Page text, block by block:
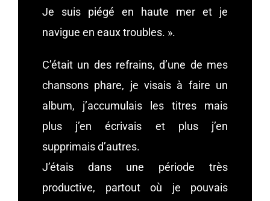
Je suis piégé en haute mer et je
navigue en eaux troubles. ».
C’était un des refrains, d’une de mes
chansons phare, je visais à faire un
album, j’accumulais les titres mais
plus j’en écrivais et plus j’en
supprimais d’autres.
J’étais dans une période très
productive, partout où je pouvais